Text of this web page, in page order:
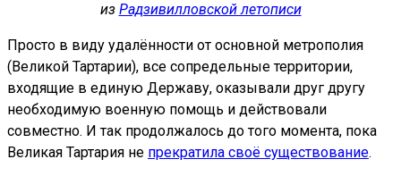
из Радзивилловской летописи
Просто в виду удалённости от основной метрополия
(Великой Тартарии), все сопредельные территории,
входящие в единую Державу, оказывали друг другу
необходимую военную помощь и действовали
совместно. И так продолжалось до того момента, пока
Великая Тартария не прекратила своё существование.